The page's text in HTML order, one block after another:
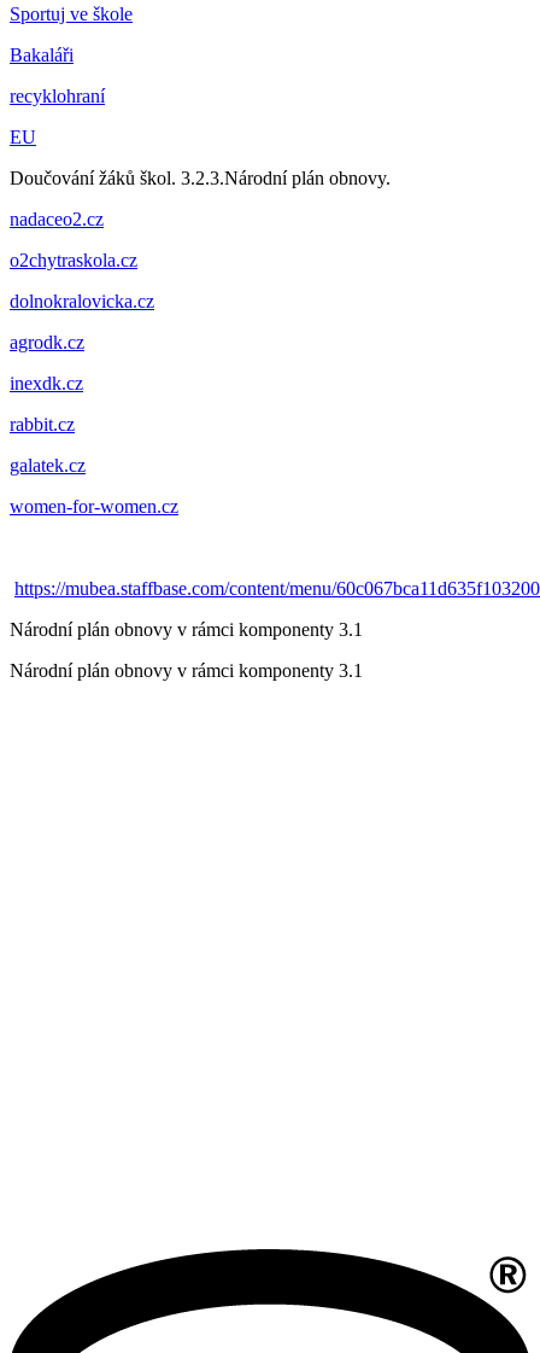
Sportuj ve škole
Bakaláři
recyklohraní
EU
Doučování žáků škol. 3.2.3.Národní plán obnovy.
nadaceo2.cz
o2chytraskola.cz
dolnokralovicka.cz
agrodk.cz
inexdk.cz
rabbit.cz
galatek.cz
women-for-women.cz
https://mubea.staffbase.com/content/menu/
Národní plán obnovy v rámci komponenty 3.1
Národní plán obnovy v rámci komponenty 3.1